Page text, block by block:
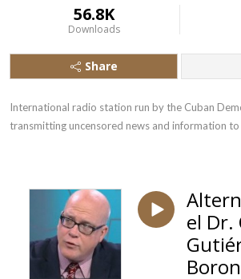
56.8K
Downloads
Share
International radio station run by the Cuban
transmitting uncensored news and information
el Dr.